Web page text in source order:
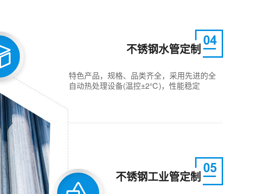
不锈钢水管定制
特色产品，规格、品类齐全，采用先进的全
自动热处理设备(温控±2℃)，性能稳定
不锈钢工业管定制